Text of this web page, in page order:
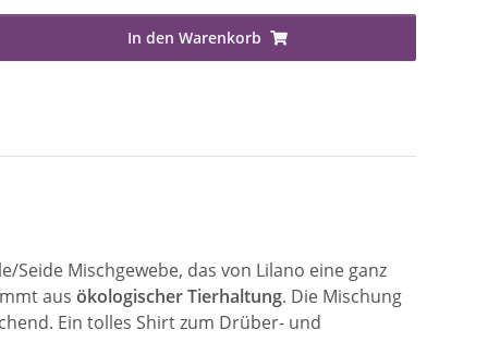
In den Warenkorb
Mischgewebe, das von Lilano eine ganz
aus ökologischer Tierhaltung. Die Mischung
Ein tolles Shirt zum Drüber- und